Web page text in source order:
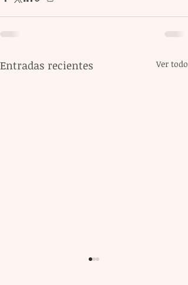
Entradas recientes Ver todo